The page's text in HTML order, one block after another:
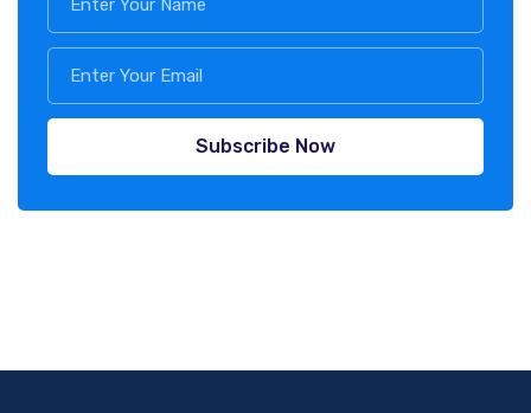
Subscribe Now